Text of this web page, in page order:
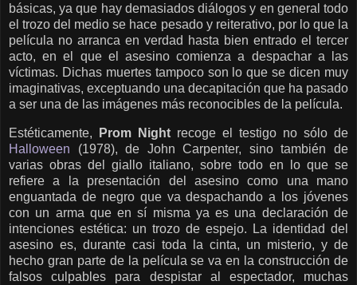
básicas, ya que hay demasiados diálogos y en general todo
el trozo del medio se hace pesado y reiterativo, por lo que la
película no arranca en verdad hasta bien entrado el tercer
acto, en el que el asesino comienza a despachar a las
víctimas. Dichas muertes tampoco son lo que se dicen muy
imaginativas, exceptuando una decapitación que ha pasado
a ser una de las imágenes más reconocibles de la película.
Estéticamente, Prom Night recoge el testigo no sólo de
Halloween (1978), de John Carpenter, sino también de
varias obras del giallo italiano, sobre todo en lo que se
refiere a la presentación del asesino como una mano
enguantada de negro que va despachando a los jóvenes
con un arma que en sí misma ya es una declaración de
intenciones estética: un trozo de espejo. La identidad del
asesino es, durante casi toda la cinta, un misterio, y de
hecho gran parte de la película se va en la construcción de
falsos culpables para despistar al espectador, muchas